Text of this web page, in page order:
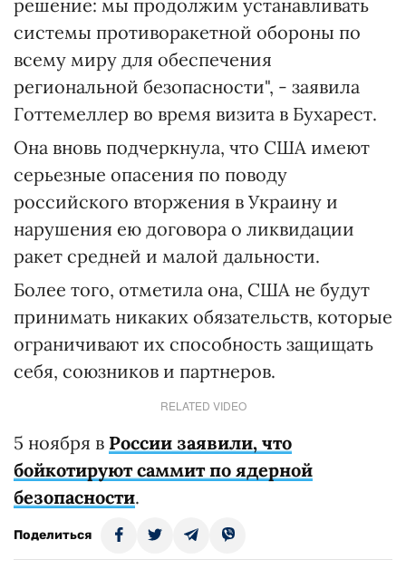
решение: мы продолжим устанавливать
системы противоракетной обороны по
всему миру для обеспечения
региональной безопасности", - заявила
Готтемеллер во время визита в Бухарест.
Она вновь подчеркнула, что США имеют
серьезные опасения по поводу
российского вторжения в Украину и
нарушения ею договора о ликвидации
ракет средней и малой дальности.
Более того, отметила она, США не будут
принимать никаких обязательств, которые
ограничивают их способность защищать
себя, союзников и партнеров.
RELATED VIDEO
5 ноября в России заявили, что
бойкотируют саммит по ядерной
безопасности.
Поделиться